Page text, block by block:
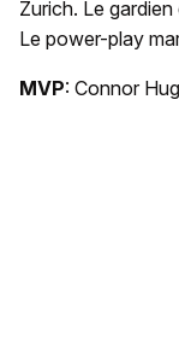
Zurich. Le
Le power-play
MVP: Connor